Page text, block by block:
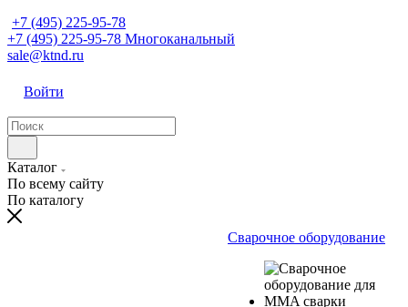
+7 (495) 225-95-78
+7 (495) 225-95-78 Многоканальный
sale@ktnd.ru
Войти
Каталог
По всему сайту
По каталогу
Сварочное оборудование